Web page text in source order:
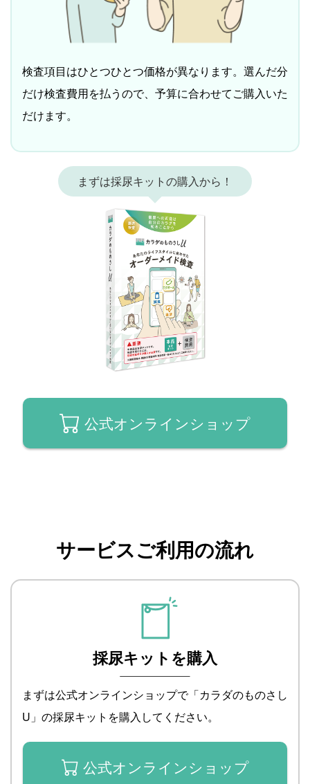
検査項目はひとつひとつ価格が異なります。選んだ分
だけ検査費用を払うので、予算に合わせてご購入いた
だけます。
まずは採尿キットの購入から！
公式オンラインショップ
サービスご利用の流れ
採尿キットを購入
まずは公式オンラインショップで「カラダのものさし
U」の採尿キットを購入してください。
公式オンラインショップ